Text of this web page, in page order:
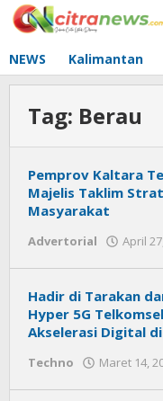
Lewati
ke
NEWS Kalimantan
Tag: Berau
Pemprov Kaltara
Majelis Taklim
Masyarakat
Advertorial April
Hadir di Tarakan
Hyper 5G
Akselerasi Digital
Techno Maret 14,